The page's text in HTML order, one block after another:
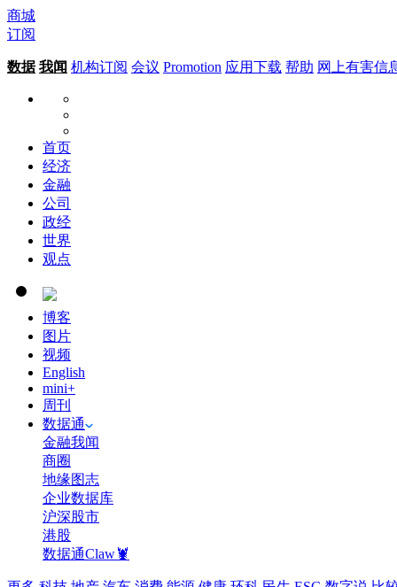
商城
订阅
数据 我闻 机构订阅 会议 Promotion 应用下载 帮助 网上有害信
首页
经济
金融
公司
政经
世界
观点
博客
图片
视频
English
mini+
周刊
数据通
金融我闻
商圈
地缘图志
企业数据库
沪深股市
港股
数据通Claw🦞